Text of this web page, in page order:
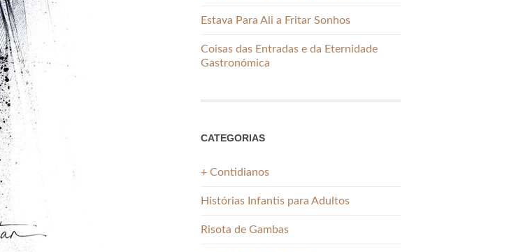
Estava Para Ali a Fritar Sonhos
Coisas das Entradas e da Eternidade
Gastronómica
CATEGORIAS
+ Contidianos
Histórias Infantis para Adultos
Risota de Gambas